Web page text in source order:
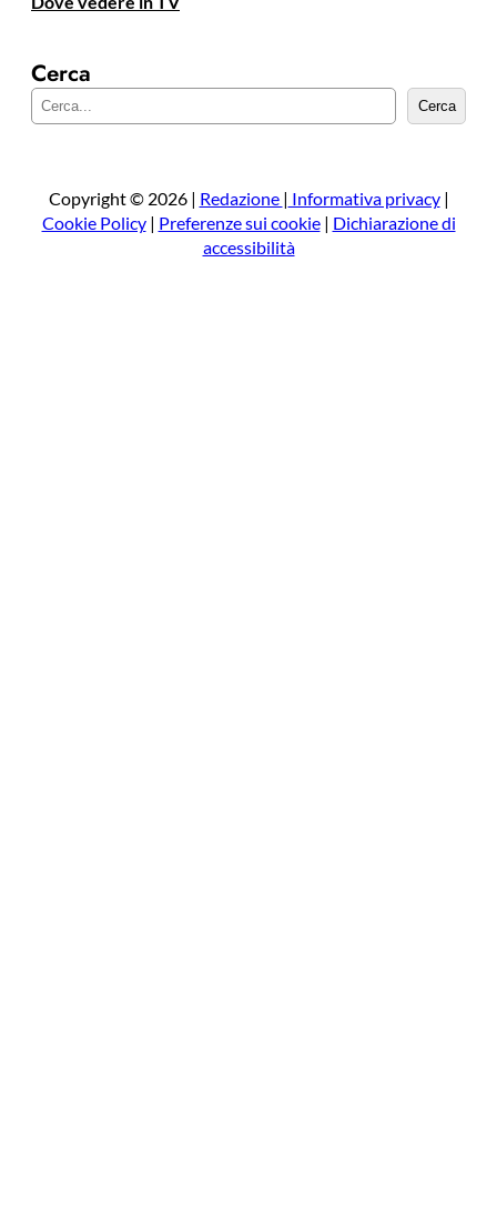
Cerca
e
a
Cerca
Copyright © 2026 | Redazione | Informativa privacy|
Cookie Policy| Preferenze sui cookie| Dichiarazione di
accessibilità